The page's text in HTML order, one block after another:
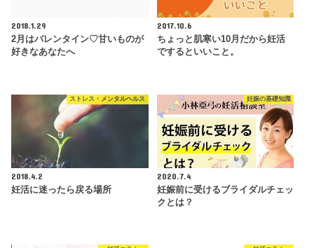
2018.1.29
2月はバレンタイン♡甘いものが
好きなあなたへ
2017.10.6
ちょっと肌寒い10月だから妊活
でするといいこと。
ストレス・メンタルヘルス
2018.4.2
妊活に迷ったら戻る場所
妊娠の基礎知識
2020.7.4
妊娠前に受けるブライダルチェッ
クとは？